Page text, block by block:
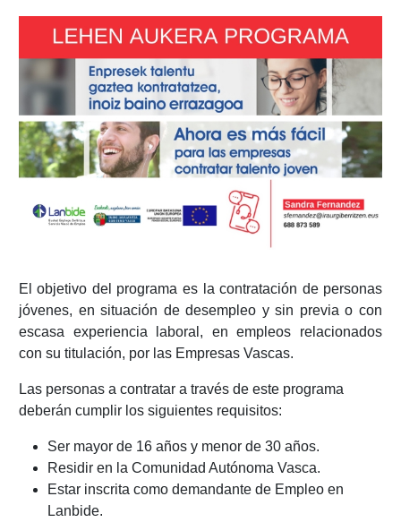
El objetivo del programa es la contratación de personas
jóvenes, en situación de desempleo y sin previa o con
escasa experiencia laboral, en empleos relacionados
con su titulación, por las Empresas Vascas.
Las personas a contratar a través de este programa
deberán cumplir los siguientes requisitos:
Ser mayor de 16 años y menor de 30 años.
Residir en la Comunidad Autónoma Vasca.
Estar inscrita como demandante de Empleo en
Lanbide.